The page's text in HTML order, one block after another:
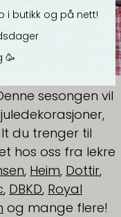
sesongen vil
du trenger til
hos oss fra lekre
, Heim, Dottir,
, DBKD, Royal
og mange flere!
🥳